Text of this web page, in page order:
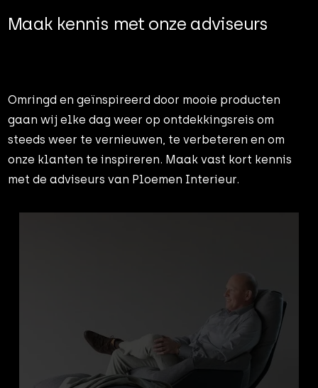
Maak kennis met onze adviseurs
Omringd en geïnspireerd door mooie producten
gaan wij elke dag weer op ontdekkingsreis om
steeds weer te vernieuwen, te verbeteren en om
onze klanten te inspireren. Maak vast kort kennis
met de adviseurs van Ploemen Interieur.